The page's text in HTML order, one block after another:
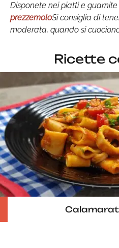
Disponete nei piatti e
prezzemoloSi consiglia di
moderata, quando si
Ricette